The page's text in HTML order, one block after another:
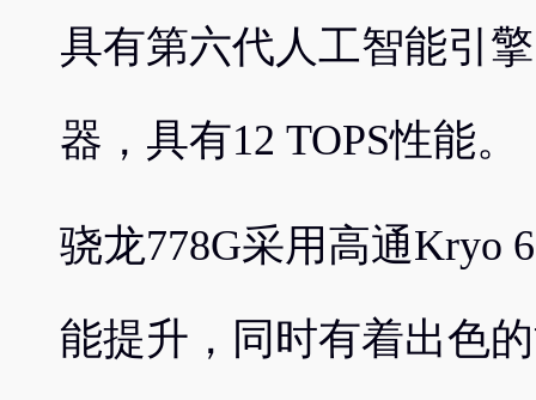
具有第六代人工智能引
器，具有12 TOPS性能。
骁龙778G采用高通Kryo
能提升，同时有着出色